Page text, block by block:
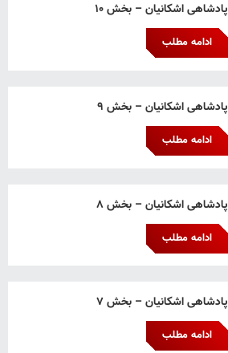
پادشاهی اشکانیان – بخش ۱۰
ادامه مطلب
پادشاهی اشکانیان – بخش ۹
ادامه مطلب
پادشاهی اشکانیان – بخش ۸
ادامه مطلب
پادشاهی اشکانیان – بخش ۷
ادامه مطلب